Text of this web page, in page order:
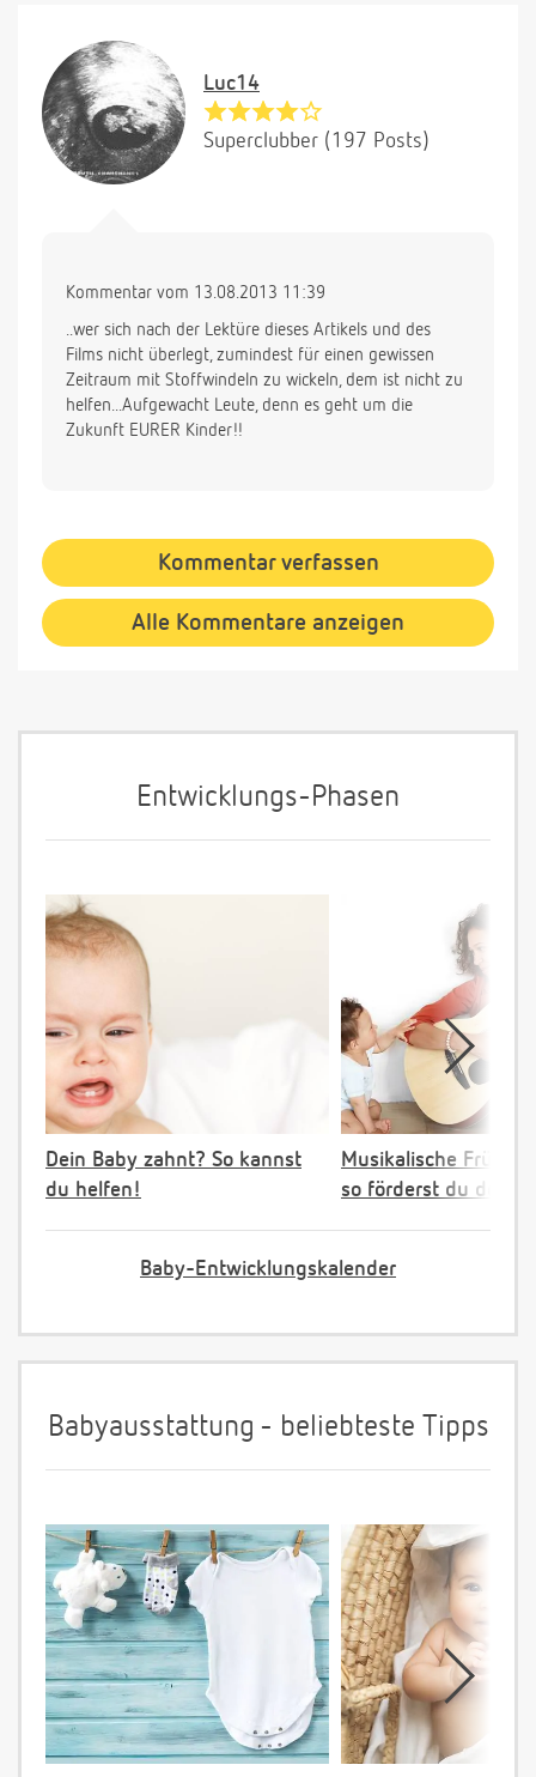
Luc14
Superclubber (197 Posts)
Kommentar vom 13.08.2013 11:39
..wer sich nach der Lektüre dieses Artikels und des
Films nicht überlegt, zumindest für einen gewissen
Zeitraum mit Stoffwindeln zu wickeln, dem ist nicht zu
helfen...Aufgewacht Leute, denn es geht um die
Zukunft EURER Kinder!!
Kommentar verfassen
Alle Kommentare anzeigen
Entwicklungs-Phasen
Dein Baby zahnt? So kannst
du helfen!
Musikalische
so förderst du dein
Baby-Entwicklungskalender
Babyausstattung - beliebteste Tipps